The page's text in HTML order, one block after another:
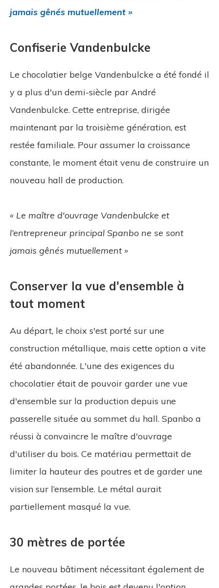
jamais gênés mutuellement »
Confiserie Vandenbulcke
Le chocolatier belge Vandenbulcke a été fondé il
y a plus d'un demi-siècle par André
Vandenbulcke. Cette entreprise, dirigée
maintenant par la troisième génération, est
restée familiale. Pour assumer la croissance
constante, le moment était venu de construire un
nouveau hall de production.
« Le maître d'ouvrage Vandenbulcke et
l’entrepreneur principal Spanbo ne se sont
jamais gênés mutuellement »
Conserver la vue d'ensemble à
tout moment
Au départ, le choix s'est porté sur une
construction métallique, mais cette option a vite
été abandonnée. L'une des exigences du
chocolatier était de pouvoir garder une vue
d'ensemble sur la production depuis une
passerelle située au sommet du hall. Spanbo a
réussi à convaincre le maître d'ouvrage
d'utiliser du bois. Ce matériau permettait de
limiter la hauteur des poutres et de garder une
vision sur l’ensemble. Le métal aurait
partiellement masqué la vue.
30 mètres de portée
Le nouveau bâtiment nécessitant également de